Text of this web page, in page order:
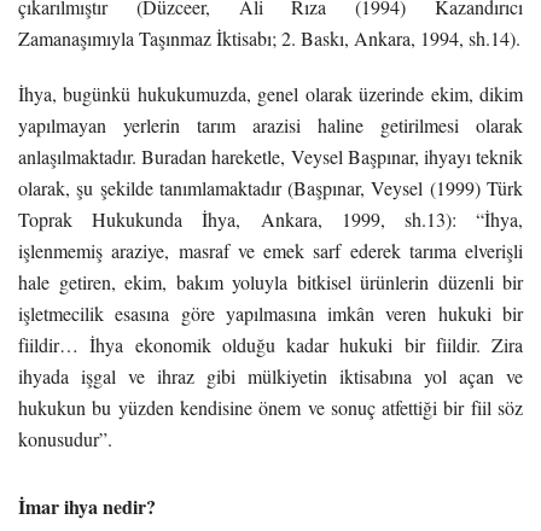
çıkarılmıştır (Düzceer, Ali Rıza (1994) Kazandırıcı
Zamanaşımıyla Taşınmaz İktisabı; 2. Baskı, Ankara, 1994, sh.14).
İhya, bugünkü hukukumuzda, genel olarak üzerinde ekim, dikim
yapılmayan yerlerin tarım arazisi haline getirilmesi olarak
anlaşılmaktadır. Buradan hareketle, Veysel Başpınar, ihyayı teknik
olarak, şu şekilde tanımlamaktadır (Başpınar, Veysel (1999) Türk
Toprak Hukukunda İhya, Ankara, 1999, sh.13): “İhya,
işlenmemiş araziye, masraf ve emek sarf ederek tarıma elverişli
hale getiren, ekim, bakım yoluyla bitkisel ürünlerin düzenli bir
işletmecilik esasına göre yapılmasına imkân veren hukuki bir
fiildir… İhya ekonomik olduğu kadar hukuki bir fiildir. Zira
ihyada işgal ve ihraz gibi mülkiyetin iktisabına yol açan ve
hukukun bu yüzden kendisine önem ve sonuç atfettiği bir fiil söz
konusudur”.
İmar ihya nedir?